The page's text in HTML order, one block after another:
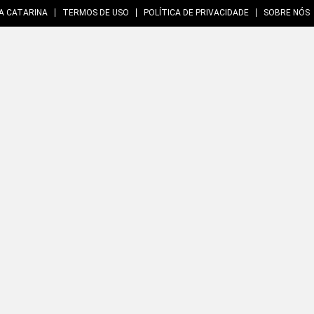
CATARINA TERMOS DE USO POLÍTICA DE PRIVACIDADE SOBRE NÓS